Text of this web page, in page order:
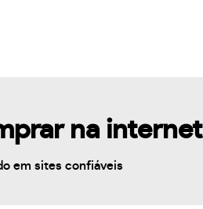
na internet
em sites confiáveis